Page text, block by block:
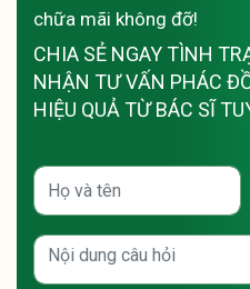
chữa mãi không đỡ!
CHIA SẺ NGAY TÌNH
NHẬN TƯ VẤN PHÁC
HIỆU QUẢ TỪ BÁC SĨ